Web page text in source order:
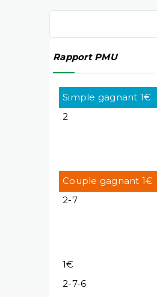
Rapport PMU
Simple gagnant 1€
2
Couple gagnant 1€
2-7
1€
2-7-6